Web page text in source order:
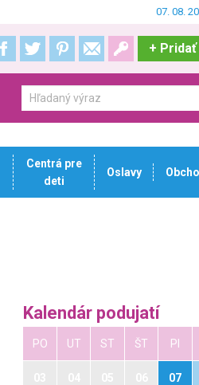
07. 08.
+
Centrá pre
deti
Oslavy
Kalendár podujatí
PO UT ST ŠT PI
07